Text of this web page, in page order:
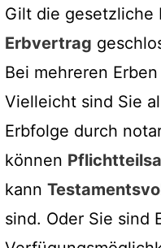
Gilt die gesetzliche
Erbvertrag
Bei mehreren
Vielleicht sind Sie
Erbfolge durch
können
kann
sind. Oder Sie sind